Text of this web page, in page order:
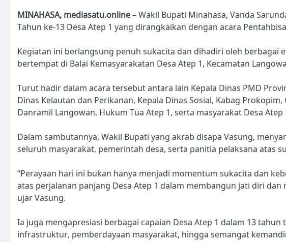
MINAHASA, mediasatu.online– Wakil Bupati Minahasa, Vanda
Tahun ke-13 Desa Atep 1 yang dirangkaikan dengan acara
Kegiatan ini berlangsung penuh sukacita dan dihadiri oleh berbagai
bertempat di Balai Kemasyarakatan Desa Atep 1, Kecamatan
Turut hadir dalam acara tersebut antara lain Kepala Dinas PMD
Dinas Kelautan dan Perikanan, Kepala Dinas Sosial, Kabag
Danramil Langowan, Hukum Tua Atep 1, serta masyarakat Desa
Dalam sambutannya, Wakil Bupati yang akrab disapa Vasung,
seluruh masyarakat, pemerintah desa, serta panitia pelaksana atas
“Perayaan hari ini bukan hanya menjadi momentum sukacita dan
atas perjalanan panjang Desa Atep 1 dalam membangun jati diri
ujar Vasung.
Ia juga mengapresiasi berbagai capaian Desa Atep 1 dalam 13
infrastruktur, pemberdayaan masyarakat, hingga semangat